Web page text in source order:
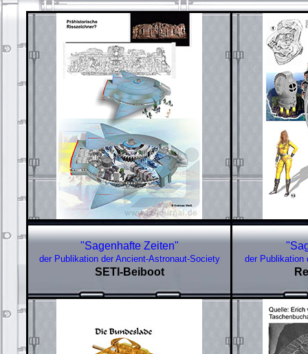
"Sagenhafte Zeiten"
der Publikation der Ancient-Astronaut-Society
SETI-Beiboot
der Publikation